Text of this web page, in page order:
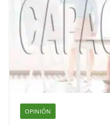
OPINIÓN